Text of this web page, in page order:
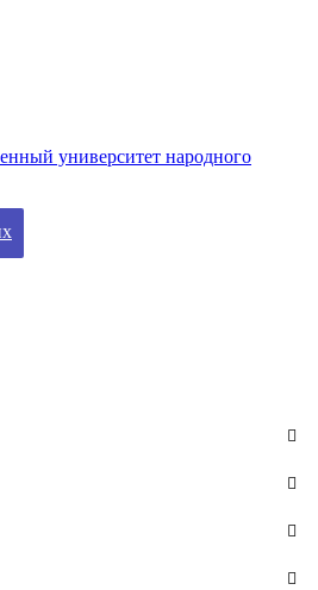
университет народного